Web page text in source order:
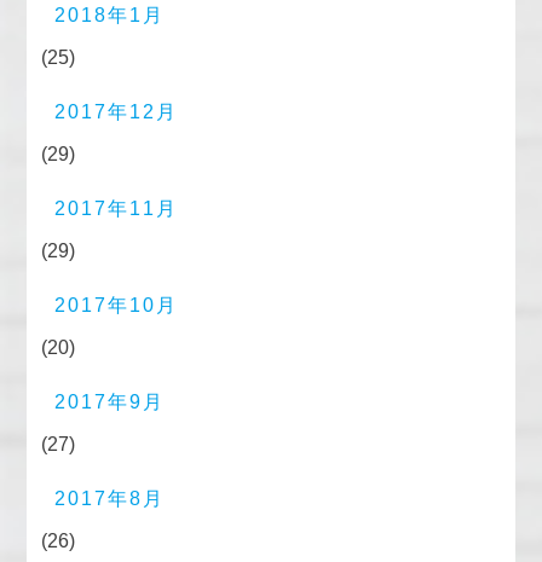
2018年1月
(25)
2017年12月
(29)
2017年11月
(29)
2017年10月
(20)
2017年9月
(27)
2017年8月
(26)